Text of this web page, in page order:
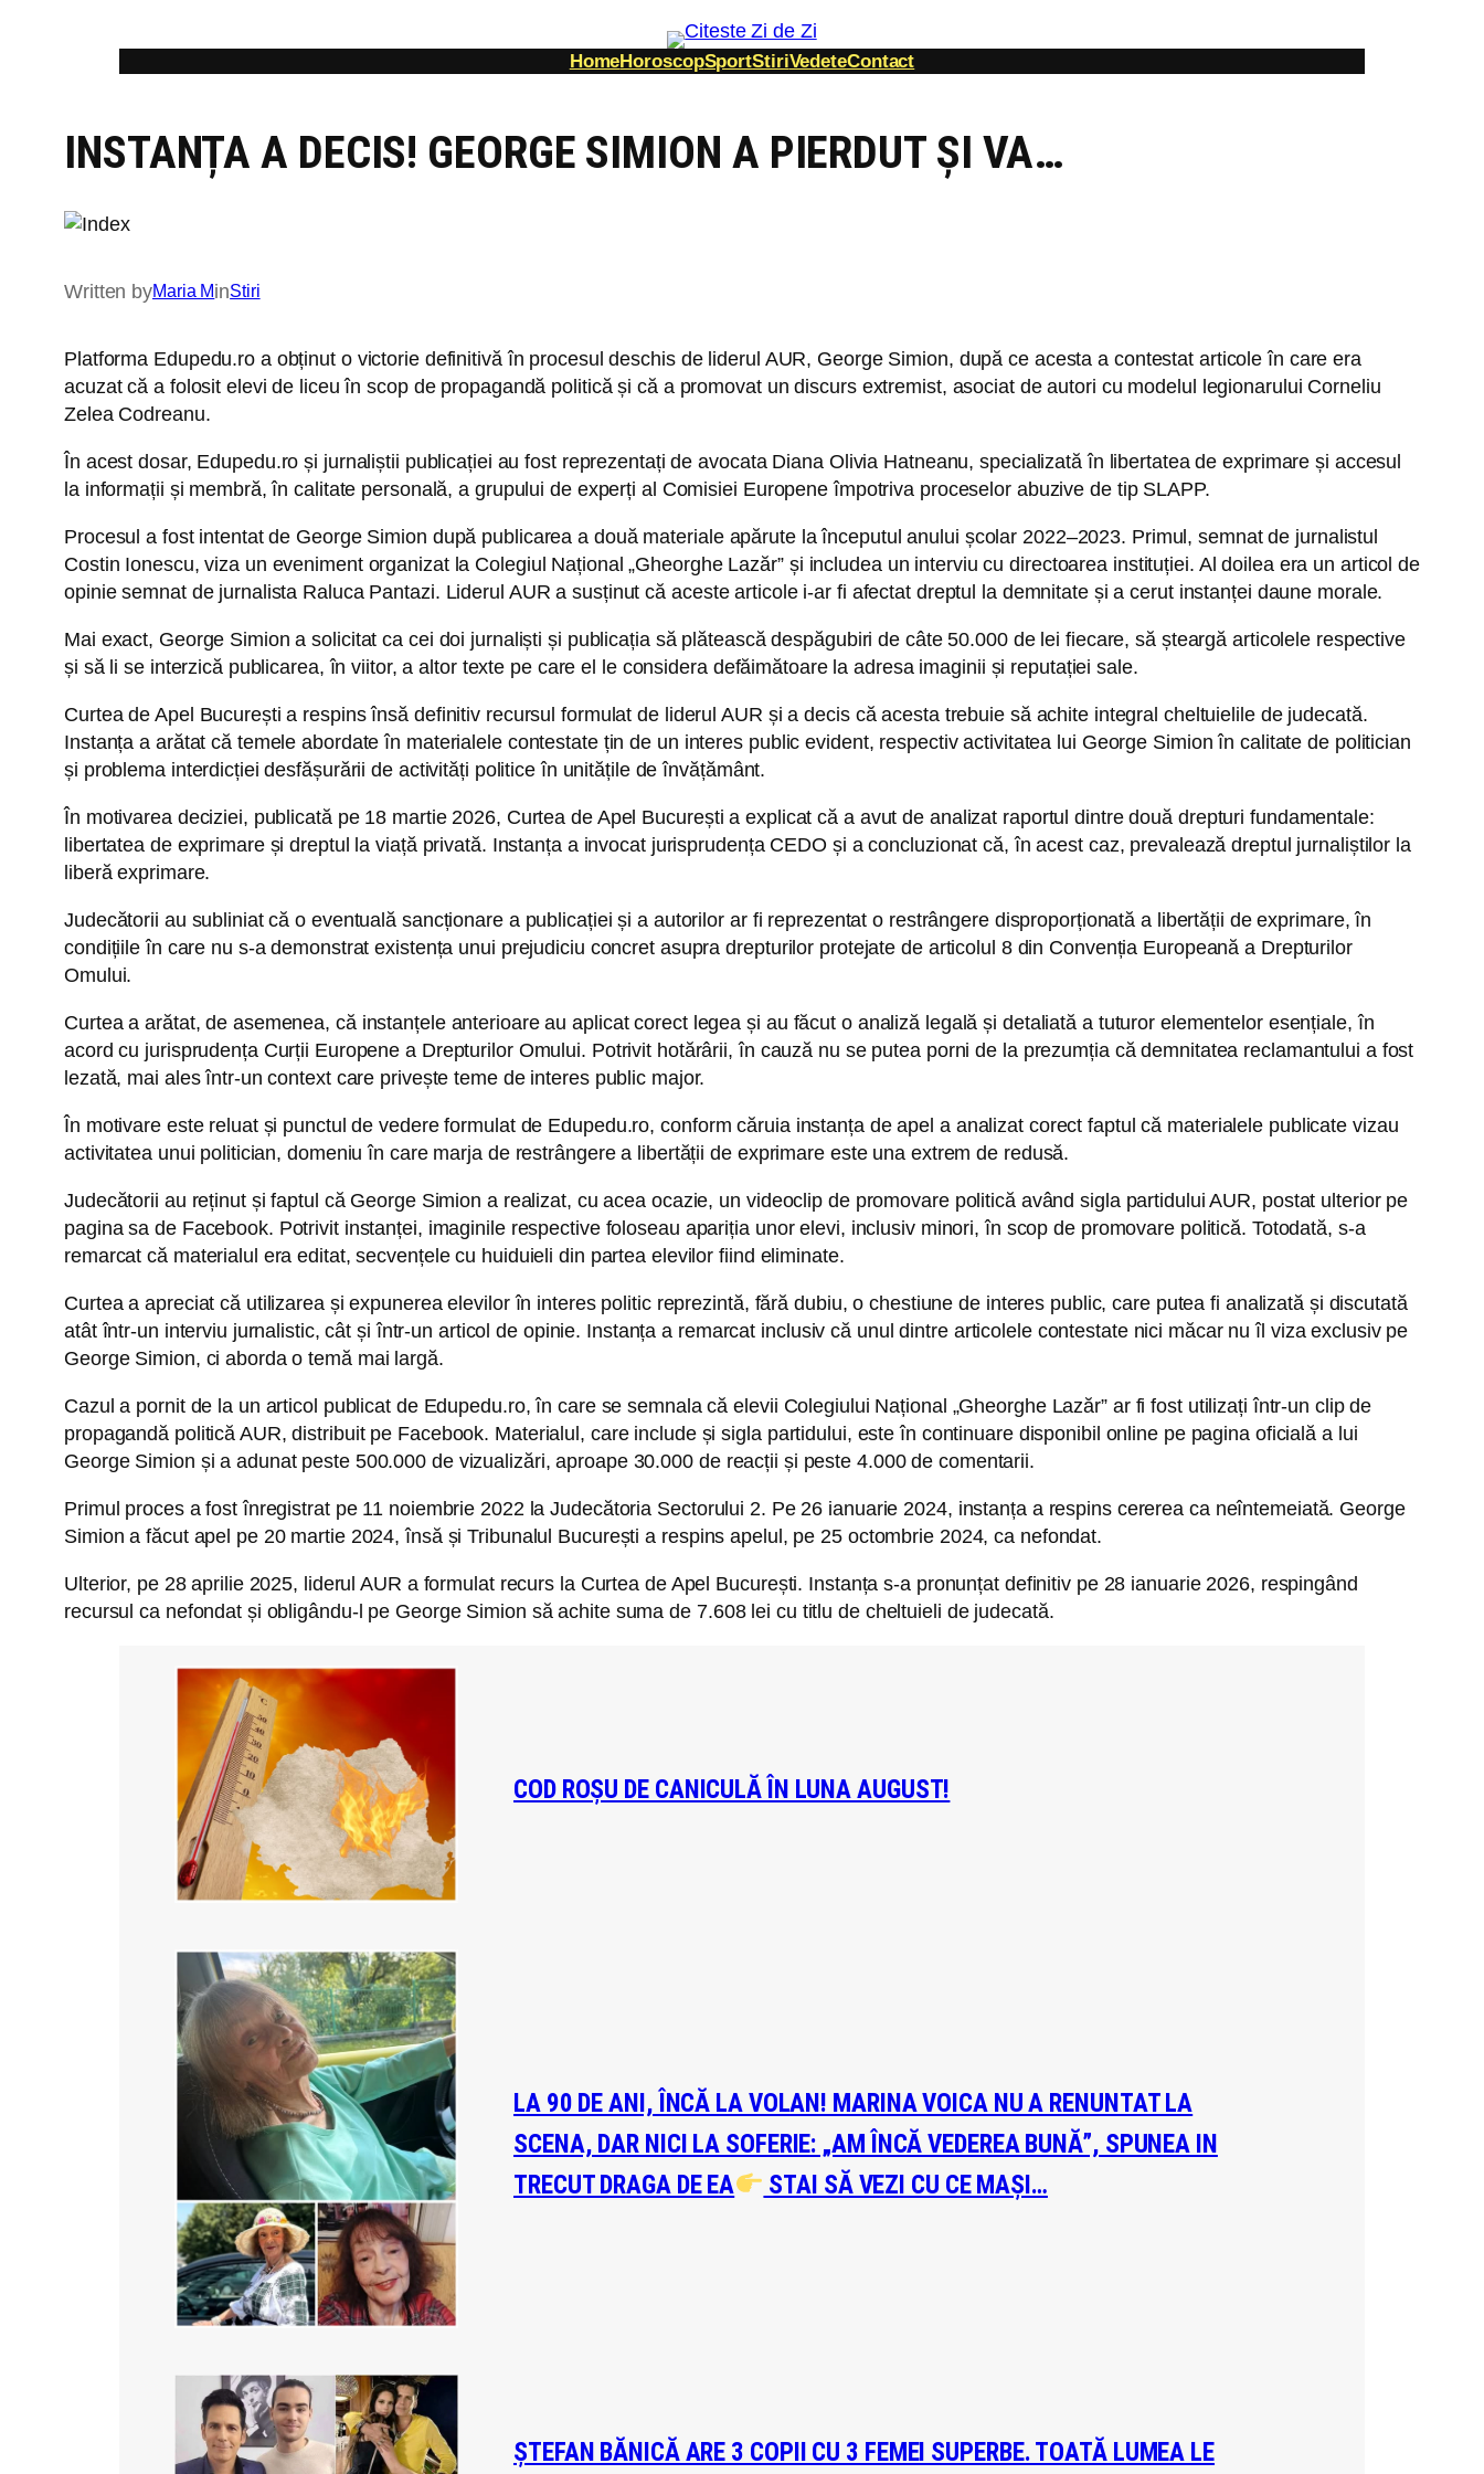
HomeHoroscopSportStiriVedeteContact
INSTANȚA A DECIS! GEORGE SIMION A PIERDUT ȘI VA…
Written byMaria MinStiri
Platforma Edupedu.ro a obținut o victorie definitivă în procesul deschis de liderul AUR, George Simion, după ce acesta a contestat articole în care era
acuzat că a folosit elevi de liceu în scop de propagandă politică și că a promovat un discurs extremist, asociat de autori cu modelul legionarului Corneliu
Zelea Codreanu.
În acest dosar, Edupedu.ro și jurnaliștii publicației au fost reprezentați de avocata Diana Olivia Hatneanu, specializată în libertatea de exprimare și accesul
la informații și membră, în calitate personală, a grupului de experți al Comisiei Europene împotriva proceselor abuzive de tip SLAPP.
Procesul a fost intentat de George Simion după publicarea a două materiale apărute la începutul anului școlar 2022–2023. Primul, semnat de jurnalistul
Costin Ionescu, viza un eveniment organizat la Colegiul Național „Gheorghe Lazăr” și includea un interviu cu directoarea instituției. Al doilea era un articol de
opinie semnat de jurnalista Raluca Pantazi. Liderul AUR a susținut că aceste articole i-ar fi afectat dreptul la demnitate și a cerut instanței daune morale.
Mai exact, George Simion a solicitat ca cei doi jurnaliști și publicația să plătească despăgubiri de câte 50.000 de lei fiecare, să șteargă articolele respective
și să li se interzică publicarea, în viitor, a altor texte pe care el le considera defăimătoare la adresa imaginii și reputației sale.
Curtea de Apel București a respins însă definitiv recursul formulat de liderul AUR și a decis că acesta trebuie să achite integral cheltuielile de judecată.
Instanța a arătat că temele abordate în materialele contestate țin de un interes public evident, respectiv activitatea lui George Simion în calitate de politician
și problema interdicției desfășurării de activități politice în unitățile de învățământ.
În motivarea deciziei, publicată pe 18 martie 2026, Curtea de Apel București a explicat că a avut de analizat raportul dintre două drepturi fundamentale:
libertatea de exprimare și dreptul la viață privată. Instanța a invocat jurisprudența CEDO și a concluzionat că, în acest caz, prevalează dreptul jurnaliștilor la
liberă exprimare.
Judecătorii au subliniat că o eventuală sancționare a publicației și a autorilor ar fi reprezentat o restrângere disproporționată a libertății de exprimare, în
condițiile în care nu s-a demonstrat existența unui prejudiciu concret asupra drepturilor protejate de articolul 8 din Convenția Europeană a Drepturilor
Omului.
Curtea a arătat, de asemenea, că instanțele anterioare au aplicat corect legea și au făcut o analiză legală și detaliată a tuturor elementelor esențiale, în
acord cu jurisprudența Curții Europene a Drepturilor Omului. Potrivit hotărârii, în cauză nu se putea porni de la prezumția că demnitatea reclamantului a fost
lezată, mai ales într-un context care privește teme de interes public major.
În motivare este reluat și punctul de vedere formulat de Edupedu.ro, conform căruia instanța de apel a analizat corect faptul că materialele publicate vizau
activitatea unui politician, domeniu în care marja de restrângere a libertății de exprimare este una extrem de redusă.
Judecătorii au reținut și faptul că George Simion a realizat, cu acea ocazie, un videoclip de promovare politică având sigla partidului AUR, postat ulterior pe
pagina sa de Facebook. Potrivit instanței, imaginile respective foloseau apariția unor elevi, inclusiv minori, în scop de promovare politică. Totodată, s-a
remarcat că materialul era editat, secvențele cu huiduieli din partea elevilor fiind eliminate.
Curtea a apreciat că utilizarea și expunerea elevilor în interes politic reprezintă, fără dubiu, o chestiune de interes public, care putea fi analizată și discutată
atât într-un interviu jurnalistic, cât și într-un articol de opinie. Instanța a remarcat inclusiv că unul dintre articolele contestate nici măcar nu îl viza exclusiv pe
George Simion, ci aborda o temă mai largă.
Cazul a pornit de la un articol publicat de Edupedu.ro, în care se semnala că elevii Colegiului Național „Gheorghe Lazăr” ar fi fost utilizați într-un clip de
propagandă politică AUR, distribuit pe Facebook. Materialul, care include și sigla partidului, este în continuare disponibil online pe pagina oficială a lui
George Simion și a adunat peste 500.000 de vizualizări, aproape 30.000 de reacții și peste 4.000 de comentarii.
Primul proces a fost înregistrat pe 11 noiembrie 2022 la Judecătoria Sectorului 2. Pe 26 ianuarie 2024, instanța a respins cererea ca neîntemeiată. George
Simion a făcut apel pe 20 martie 2024, însă și Tribunalul București a respins apelul, pe 25 octombrie 2024, ca nefondat.
Ulterior, pe 28 aprilie 2025, liderul AUR a formulat recurs la Curtea de Apel București. Instanța s-a pronunțat definitiv pe 28 ianuarie 2026, respingând
recursul ca nefondat și obligându-l pe George Simion să achite suma de 7.608 lei cu titlu de cheltuieli de judecată.
COD ROȘU DE CANICULĂ ÎN LUNA AUGUST!
LA 90 DE ANI, ÎNCĂ LA VOLAN! MARINA VOICA NU A RENUNTAT LA
SCENA, DAR NICI LA SOFERIE: „AM ÎNCĂ VEDEREA BUNĂ”, SPUNEA IN
TRECUT DRAGA DE EA
STAI SĂ VEZI CU CE MAȘI…
ȘTEFAN BĂNICĂ ARE 3 COPII CU 3 FEMEI SUPERBE. TOATĂ LUMEA LE